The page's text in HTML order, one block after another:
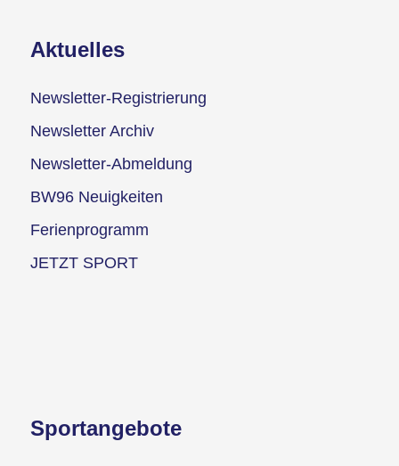
Aktuelles
Newsletter-Registrierung
Newsletter Archiv
Newsletter-Abmeldung
BW96 Neuigkeiten
Ferienprogramm
JETZT SPORT
Sportangebote